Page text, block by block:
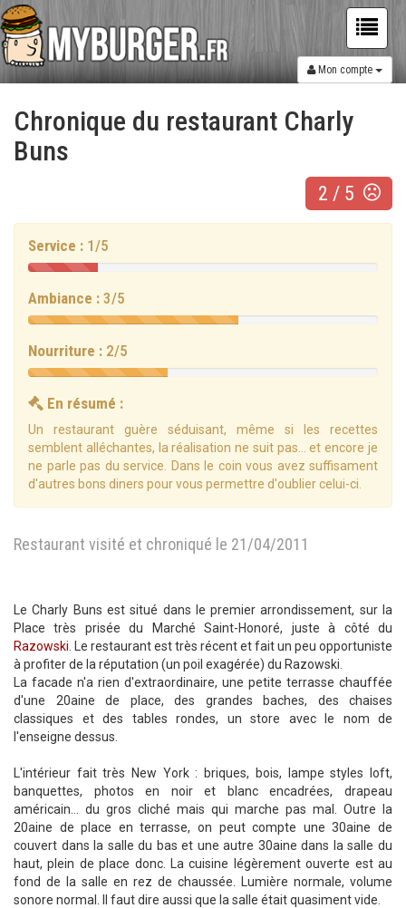
Mon compte
Chronique du restaurant Charly
Buns
2 / 5
Service : 1/5
1/5
Ambiance : 3/5
3/5
Nourriture : 2/5
2/5
En résumé :
Un restaurant guère séduisant, même si les recettes
semblent alléchantes, la réalisation ne suit pas... et encore je
ne parle pas du service. Dans le coin vous avez suffisament
d'autres bons diners pour vous permettre d'oublier celui-ci.
Restaurant visité et chroniqué le 21/04/2011
Le Charly Buns est situé dans le premier arrondissement, sur la
Place très prisée du Marché Saint-Honoré, juste à côté du
Razowski . Le restaurant est très récent et fait un peu opportuniste
à profiter de la réputation (un poil exagérée) du Razowski.
La facade n'a rien d'extraordinaire, une petite terrasse chauffée
d'une 20aine de place, des grandes baches, des chaises
classiques et des tables rondes, un store avec le nom de
l'enseigne dessus.
L'intérieur fait très New York : briques, bois, lampe styles loft,
banquettes, photos en noir et blanc encadrées, drapeau
américain... du gros cliché mais qui marche pas mal. Outre la
20aine de place en terrasse, on peut compte une 30aine de
couvert dans la salle du bas et une autre 30aine dans la salle du
haut, plein de place donc. La cuisine légèrement ouverte est au
fond de la salle en rez de chaussée. Lumière normale, volume
sonore normal. Il faut dire aussi que la salle était quasiment vide.